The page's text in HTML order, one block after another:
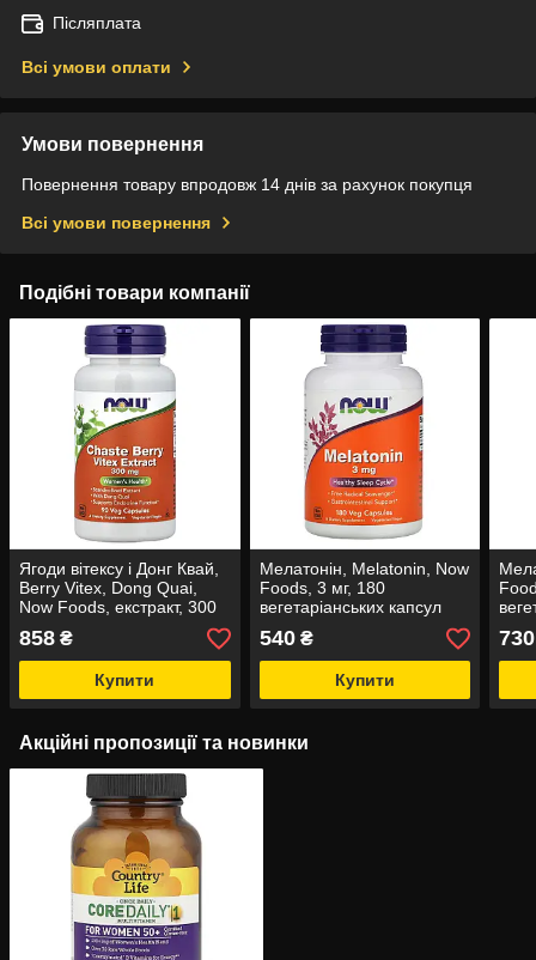
Післяплата
Всі умови оплати
Умови повернення
Повернення товару впродовж 14 днів за рахунок покупця
Всі умови повернення
Подібні товари компанії
Ягоди вітексу і Донг Квай,
Berry Vitex, Dong Quai,
Now Foods, екстракт, 300
мг, 90 вегетаріанських
капсул
858 ₴
Купити
Мелатонін, Melatonin, Now
Foods, 3 мг, 180
вегетаріанських капсул
540₴
Купити
730
Акційні пропозиції та новинки